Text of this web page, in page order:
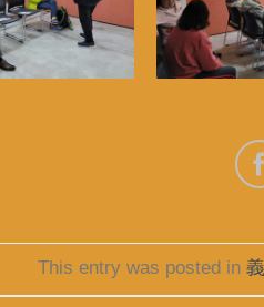
This entry was posted in